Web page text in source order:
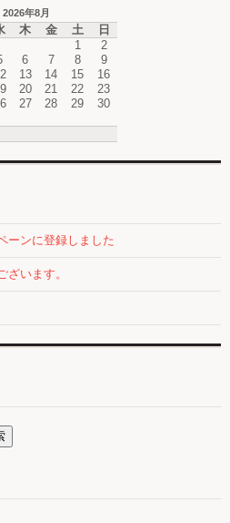
2026年8月
木 金 土 日
1
2
6 7 8
9
13 14 15
16
20 21 22
23
27 28 29
30
ーンに登録しました
ざいます。